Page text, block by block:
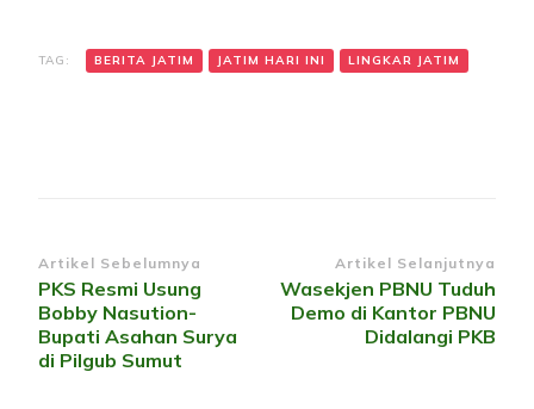
TAG: BERITA JATIM JATIM HARI INI LINGKAR JATIM
Navigasi
Artikel
Artikel Sebelumnya
PKS Resmi Usung
Bobby Nasution-
Bupati Asahan Surya
di Pilgub Sumut
Artikel Selanjutnya
Wasekjen PBNU Tuduh
Demo di Kantor PBNU
Didalangi PKB